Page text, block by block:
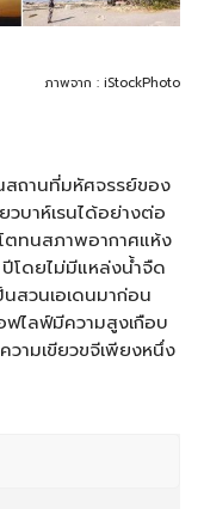
ภาพจาก : iStockPhoto
สถานที่มหัศจรรย์ของ
บาห์เรนได้อย่างต่อ
ตทนสภาพอากาศแห้ง
โดยไม่มีแหล่งน้ำจืด
สวนเอเดนมาก่อน
ไลฟ์มีความสูงเกือบ
วามเขียวขจีเพียงหนึ่ง